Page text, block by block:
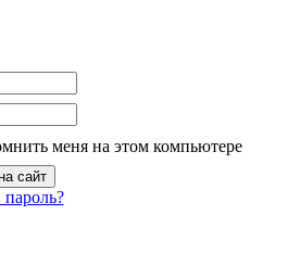
меня на этом компьютере